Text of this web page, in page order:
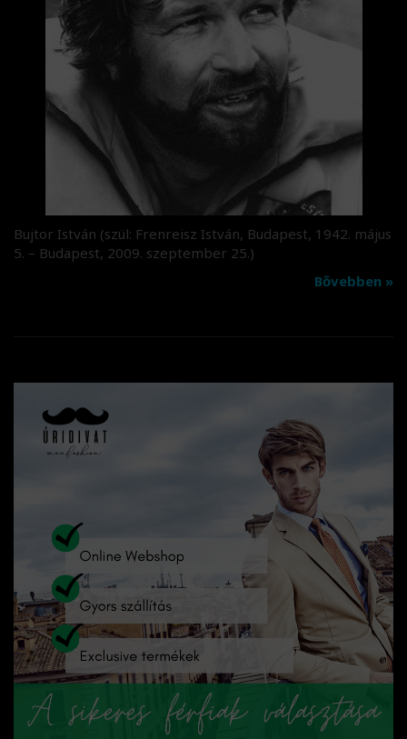
Bujtor István (szül: Frenreisz István, Budapest, 1942. május
5. – Budapest, 2009. szeptember 25.)
Bővebben »